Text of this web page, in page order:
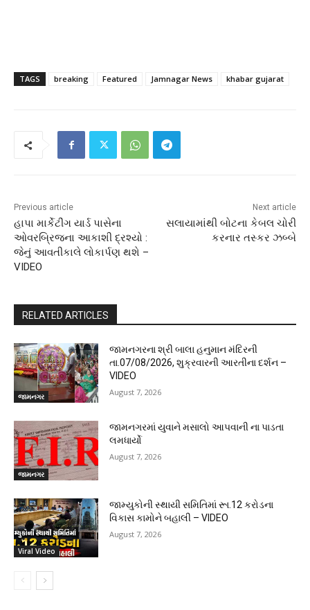
TAGS breaking Featured Jamnagar News khabar gujarat
Previous article
હાપા માર્કેટીંગ યાર્ડ પાસેના
ઓવરબ્રિજના આકાશી દ્રશ્યો :
જેનું આવતીકાલે લોકાર્પણ થશે –
VIDEO
Next article
સલાયામાંથી બોટના કેબલ ચોરી
કરનાર તસ્કર ઝબ્બે
RELATED ARTICLES
જામનગર
જામનગરના શ્રી બાલા હનુમાન મંદિરની
તા.07/08/2026, શુક્રવારની આરતીના દર્શન –
VIDEO
August 7, 2026
જામનગર
જામનગરમાં યુવાને મસાલો આપવાની ના પાડતા
લમધાર્યો
August 7, 2026
Viral Video
જામ્યુકોની સ્થાયી સમિતિમાં રૂા.12 કરોડના
વિકાસ કામોને બહાલી – VIDEO
August 7, 2026